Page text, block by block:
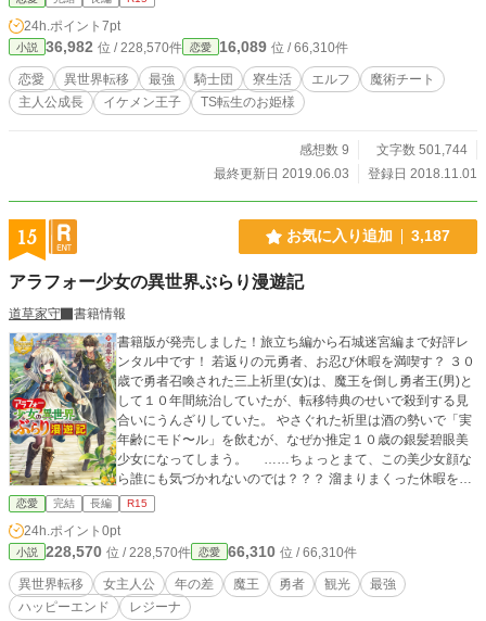
大群がやってくる。早速初陣に出ることになったが、戦闘能
力ゼロの姫乃がとった行動とは――。 パパのような隊長と、
お兄ちゃんみたいな副隊長。ルームメイトは王子様みたい
で、世界樹の次期管理人となるお姫様の中身はTS転生した男
の子？！ 楽しいことも多いけれど、反王派と親王派の争い
に少しずつ巻き込まれつつ、結界魔術のチートを開花させて
明まで発展させていく予定。後に『救世主』や『最強の門
衛』と呼ばれることになる新人門衛の物語。 ★各話タイトル
24h.ポイント 7pt
小説 36,982 位 / 228,570件 恋愛 16,089 位 / 66,310件
恋愛 異世界転移 最強 騎士団 寮生活 エルフ
魔術チート
主人公成長
イケメン王子 TS転生のお姫様
感想数 9
文字数 501,744
最終更新日 2019.06.03
登録日 2018.11.01
15 お気に入り追加 3,187
アラフォー少女の異世界ぶらり漫遊記
道草家守
書籍情報
書籍版が発売しました！旅立ち編から石城迷宮編まで好評レ
ンタル中です！ 若返りの元勇者、お忍び休暇を満喫す？ ３０
歳で勇者召喚された三上祈里(女)は、魔王を倒し勇者王(男)と
して１０年間統治していたが、転移特典のせいで殺到する見
合いにうんざりしていた。 やさぐれた祈里は酒の勢いで「実
年齢にモド〜ル」を飲むが、なぜか推定１０歳の銀髪碧眼美
少女になってしまう。 ……ちょっとまて、この美少女顔な
ら誰にも気づかれないのでは？？？ 溜まりまくった休暇を取
ることにした祈里は、さくっと城を抜けだし旅に出た！ せっ
かくの異世界だ、めいいっぱいおいしいもの食べて観光なん
ぞをしてみよう。 見た目は美少女、心はアラフォーの勇者王
(+お供の傭兵)による、異世界お忍び満喫旅。 と、昔に置いて
きた恋のあれこれ。
恋愛 完結 長編 R15
24h.ポイント 0pt
小説 228,570 位 / 228,570件 恋愛 66,310 位 / 66,310件
異世界転移 女主人公 年の差 魔王 勇者 観光
最強
ハッピーエンド
レジーナ